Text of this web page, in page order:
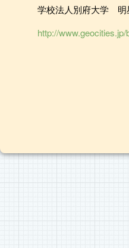
学校法人別府大学 明
http://